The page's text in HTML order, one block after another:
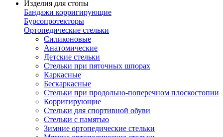
Изделия для стопы
Бандажи корригирующие
Бурсопротекторы
Ортопедические стельки
Силиконовые
Анатомические
Детские стельки
Стельки при пяточных шпорах
Каркасные
Бескаркасные
Стельки при продольно-поперечном плоскостопии
Корригирующие
Стельки для спортивной обуви
Стельки с памятью
Зимние ортопедические стельки